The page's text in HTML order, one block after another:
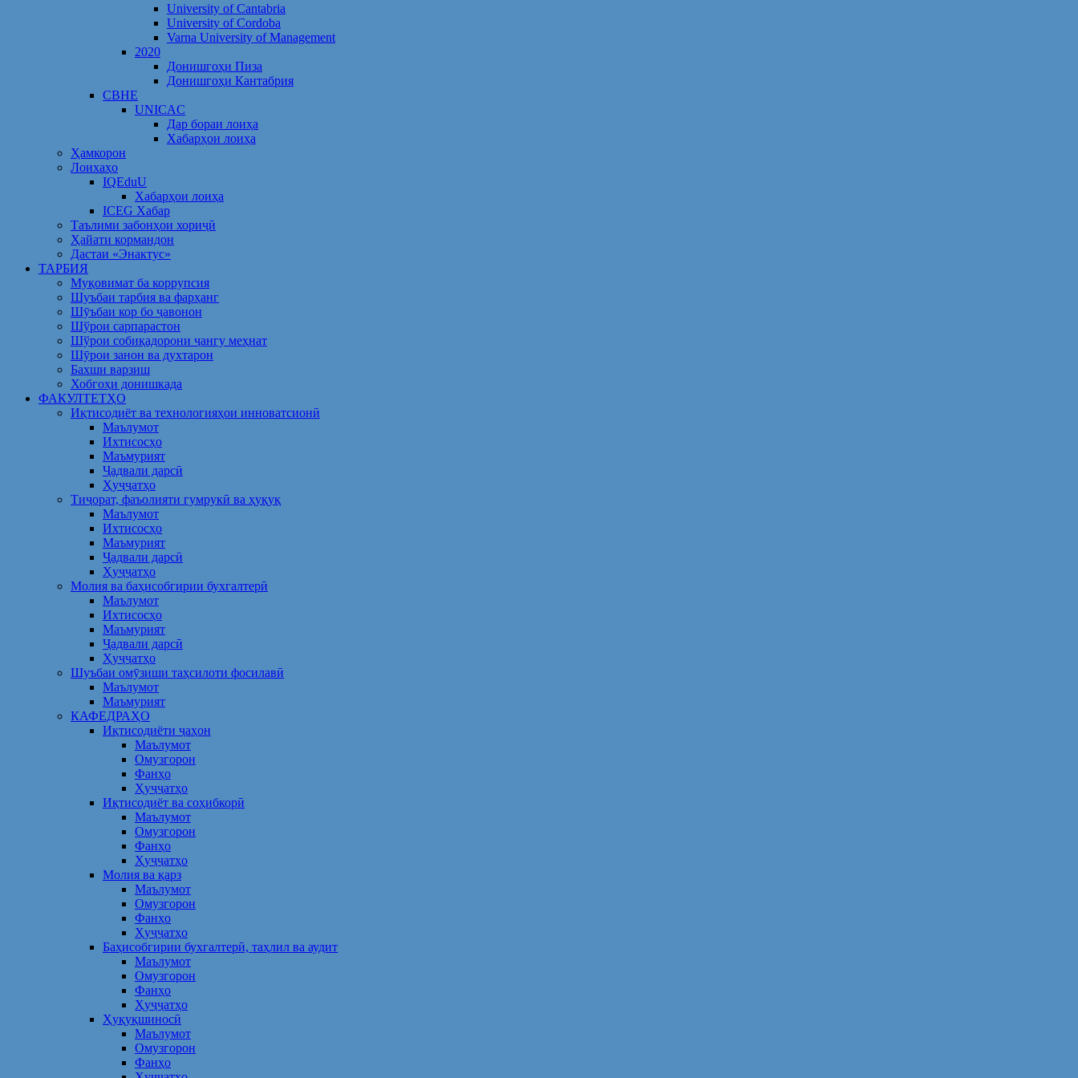
University of Cantabria
University of Cordoba
Varna University of Management
2020
Донишгоҳи Пиза
Донишгоҳи Кантабрия
CBHE
UNICAC
Дар бораи лоиҳа
Хабарҳои лоиҳа
Ҳамкорон
Лоихаҳо
IQEduU
Хабарҳои лоиҳа
ICEG Хабар
Таълими забонҳои хориҷӣ
Ҳайати кормандон
Дастаи «Энактус»
ТАРБИЯ
Муқовимат ба коррупсия
Шуъбаи тарбия ва фарҳанг
Шӯъбаи кор бо ҷавонон
Шўрои сарпарастон
Шўрои собиқадорони ҷангу меҳнат
Шӯрои занон ва духтарон
Бахши варзиш
Хобгоҳи донишкада
ФАКУЛТЕТҲО
Иқтисодиёт ва технологияҳои инноватсионӣ
Маълумот
Ихтисосҳо
Маъмурият
Ҷадвали дарсӣ
Ҳуҷҷатҳо
Тиҷорат, фаъолияти гумрукӣ ва ҳуқуқ
Маълумот
Ихтисосҳо
Маъмурият
Ҷадвали дарсӣ
Ҳуҷҷатҳо
Молия ва баҳисобгирии бухгалтерӣ
Маълумот
Ихтисосҳо
Маъмурият
Ҷадвали дарсӣ
Ҳуҷҷатҳо
Шуъбаи омӯзиши таҳсилоти фосилавӣ
Маълумот
Маъмурият
КАФЕДРАҲО
Иқтисодиёти ҷаҳон
Маълумот
Омузгорон
Фанҳо
Ҳуҷҷатҳо
Иқтисодиёт ва соҳибкорӣ
Маълумот
Омузгорон
Фанҳо
Ҳуҷҷатҳо
Молия ва қарз
Маълумот
Омузгорон
Фанҳо
Ҳуҷҷатҳо
Баҳисобгирии бухгалтерӣ, таҳлил ва аудит
Маълумот
Омузгорон
Фанҳо
Ҳуҷҷатҳо
Ҳуқуқшиносӣ
Маълумот
Омузгорон
Фанҳо